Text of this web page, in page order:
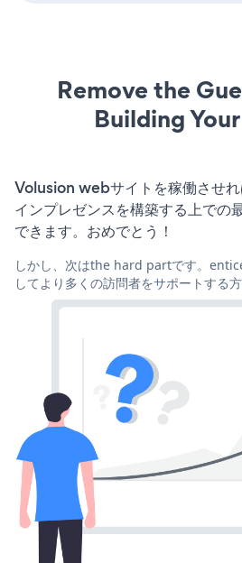
Remove the
Building
Volusion webサイトを稼働させ
インプレゼンスを構築する上での
できます。おめでとう！
しかし、次はthe hard partです。
してより多くの訪問者をサポートする